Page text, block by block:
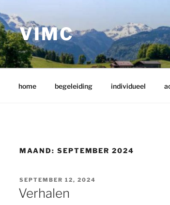
VIMC
home begeleiding individueel
MAAND: SEPTEMBER 2024
GEPLAATST
OP
SEPTEMBER 12, 2024
Verhalen